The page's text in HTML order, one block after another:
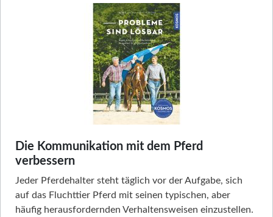
Die Kommunikation mit dem Pferd
verbessern
Jeder Pferdehalter steht täglich vor der Aufgabe, sich
auf das Fluchttier Pferd mit seinen typischen, aber
häufig herausfordernden Verhaltensweisen einzustellen.